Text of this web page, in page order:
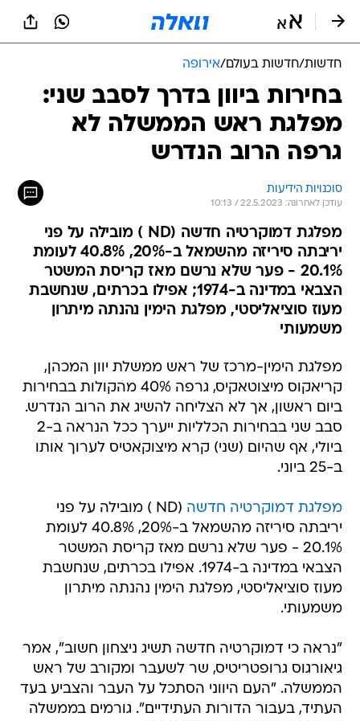
חדשות/חדשות בעולם/אירופה
בחירות ביוון בדרך לסבב שני:
מפלגת ראש הממשלה לא
גרפה הרוב הנדרש
סוכנויות הידיעות
עודכן לאחרונה: 22.5.2023 / 10:13
מפלגת דמוקרטיה חדשה (ND ) מובילה על פני
יריבתה סיריזה מהשמאל ב-20%, 40.8% לעומת
20.1% - פער שלא נרשם מאז קריסת המשטר
הצבאי במדינה ב-1974; אפילו בכרתים, שנחשבת
מעוז סוציאליסטי, מפלגת הימין נהנתה מיתרון
משמעותי
מפלגת הימין-מרכז של ראש ממשלת יוון המכהן,
קריאקוס מיצוטאקיס, גרפה 40% מהקולות בבחירות
ביום ראשון, אך לא הצליחה להשיג את הרוב הנדרש.
סבב שני בבחירות הכלליות ייערך ככל הנראה ב-2
ביולי, אף שהיום (שני) קרא מיצוקאטיס לערוך אותו
ב-25 ביוני.
מפלגת דמוקרטיה חדשה
(ND ) מובילה על פני
יריבתה סיריזה מהשמאל ב-20%, 40.8% לעומת
20.1% - פער שלא נרשם מאז קריסת המשטר
הצבאי במדינה ב-1974. אפילו בכרתים, שנחשבת
מעוז סוציאליסטי, מפלגת הימין נהנתה מיתרון
משמעותי.
"נראה כי דמוקרטיה חדשה תשיג ניצחון חשוב", אמר
גיאורגוס גרופטריטיס, שר לשעבר ומקורב של ראש
הממשלה. "העם היווני הסתכל על העבר והצביע בעד
העתיד, בעבור הדורות העתידיים". גורמים בממשלה